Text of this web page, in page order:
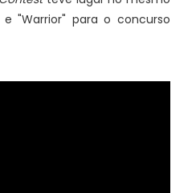
"Warrior" para o concurso